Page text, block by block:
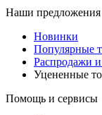
Наши предложения
Новинки
Популярные
Распродажи
Уцененные
Помощь и сервисы